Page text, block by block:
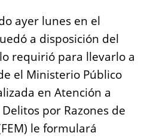
ayer lunes en el
a disposición del
requirió para llevarlo a
el Ministerio Público
en Atención a
por Razones de
le formulará